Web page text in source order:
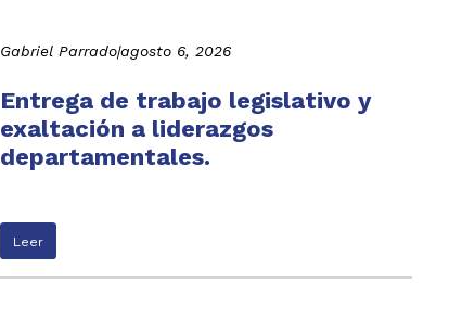
Gabriel Parrado|agosto 6, 2026
Entrega de trabajo legislativo y
exaltación a liderazgos
departamentales.
Leer